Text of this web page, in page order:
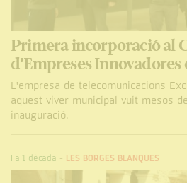
Primera incorporació al
d'Empreses Innovadores
L'empresa de telecomunicacions
aquest viver municipal vuit mesos
inauguració.
Fa 1 dècada - LES BORGES BLANQUES